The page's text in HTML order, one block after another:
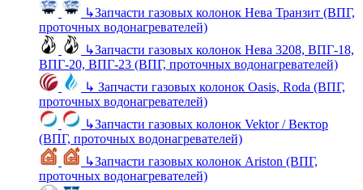
↳Запчасти газовых колонок Нева Транзит (ВПГ,
проточных водонагревателей)
↳Запчасти газовых колонок Нева 3208, ВПГ-18,
ВПГ-20, ВПГ-23 (ВПГ, проточных водонагревателей)
↳ Запчасти газовых колонок Oasis, Roda (ВПГ,
проточных водонагревателей)
↳Запчасти газовых колонок Vektor / Вектор
(ВПГ, проточных водонагревателей)
↳Запчасти газовых колонок Ariston (ВПГ,
проточных водонагревателей)